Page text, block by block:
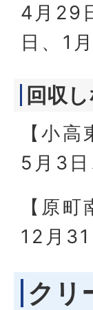
4月29
日、1
回収
【小
5月3日
【原町
12月
クリ